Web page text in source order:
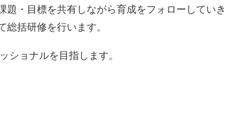
・目標を共有しながら育成をフォローしていき
括研修を行います。
ショナルを目指します。